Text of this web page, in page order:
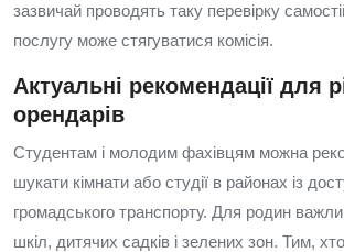
зазвичай проводять таку перевірку
послугу може стягуватися комісія.
Актуальні рекомендації для
орендарів
Студентам і молодим фахівцям можна
шукати кімнати або студії в районах із
громадського транспорту. Для родин
шкіл, дитячих садків і зелених зон. Тим,